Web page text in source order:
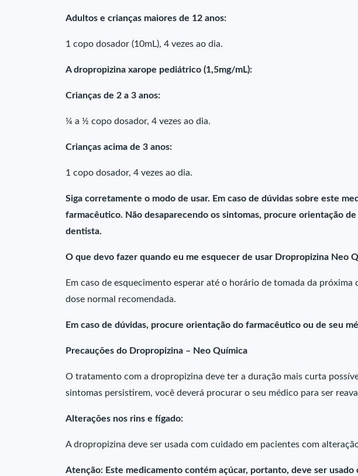
Adultos e crianças maiores de 12 anos:
1 copo dosador (10mL), 4 vezes ao dia.
A dropropizina xarope pediátrico (1,5mg/mL):
Crianças de 2 a 3 anos:
¼ a ½ copo dosador, 4 vezes ao dia.
Crianças acima de 3 anos:
1 copo dosador, 4 vezes ao dia.
Siga corretamente o modo de usar. Em caso de dúvidas sobre este
farmacêutico. Não desaparecendo os sintomas, procure orientação
dentista.
O que devo fazer quando eu me esquecer de usar Dropropizina Neo
Em caso de esquecimento esperar até o horário de tomada da próxima
dose normal recomendada.
Em caso de dúvidas, procure orientação do farmacêutico ou de seu
Precauções do Dropropizina – Neo Química
O tratamento com a dropropizina deve ter a duração mais curta
sintomas persistirem, você deverá procurar o seu médico para ser
Alterações nos rins e fígado:
A dropropizina deve ser usada com cuidado em pacientes com
Atenção: Este medicamento contém açúcar, portanto, deve ser